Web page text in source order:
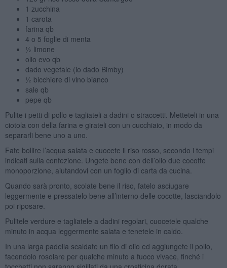
1 zucchina
1 carota
farina qb
4 o 5 foglie di menta
½ limone
olio evo qb
dado vegetale (io dado Bimby)
½ bicchiere di vino bianco
sale qb
pepe qb
Pulite i petti di pollo e tagliateli a dadini o straccetti. Metteteli in una
ciotola con della farina e girateli con un cucchiaio, in modo da
separarli bene uno a uno.
Fate bollire l’acqua salata e cuocete il riso rosso, secondo i tempi
indicati sulla confezione. Ungete bene con dell’olio due cocotte
monoporzione, aiutandovi con un foglio di carta da cucina.
Quando sarà pronto, scolate bene il riso, fatelo asciugare
leggermente e pressatelo bene all’interno delle cocotte, lasciandolo
poi riposare.
Pulitele verdure e tagliatele a dadini regolari, cuocetele qualche
minuto in acqua leggermente salata e tenetele in caldo.
In una larga padella scaldate un filo di olio ed aggiungete il pollo,
facendolo rosolare per qualche minuto a fuoco vivace, finché i